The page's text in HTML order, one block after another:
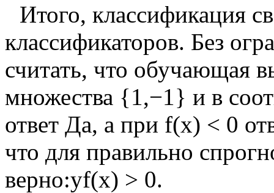
Итого, классификация
классификаторов. Без
считать, что обучающая
множества {1,−1} и в
ответ Да, а при f(x) < 0
что для правильно
верно:yf(x) > 0.